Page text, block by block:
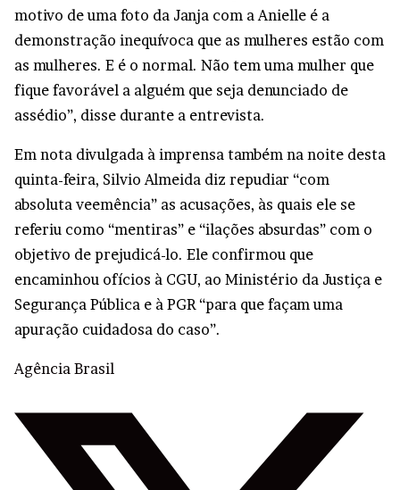
motivo de uma foto da Janja com a Anielle é a
demonstração inequívoca que as mulheres estão com
as mulheres. E é o normal. Não tem uma mulher que
fique favorável a alguém que seja denunciado de
assédio”, disse durante a entrevista.
Em nota divulgada à imprensa também na noite desta
quinta-feira, Silvio Almeida diz repudiar “com
absoluta veemência” as acusações, às quais ele se
referiu como “mentiras” e “ilações absurdas” com o
objetivo de prejudicá-lo. Ele confirmou que
encaminhou ofícios à CGU, ao Ministério da Justiça e
Segurança Pública e à PGR “para que façam uma
apuração cuidadosa do caso”.
Agência Brasil